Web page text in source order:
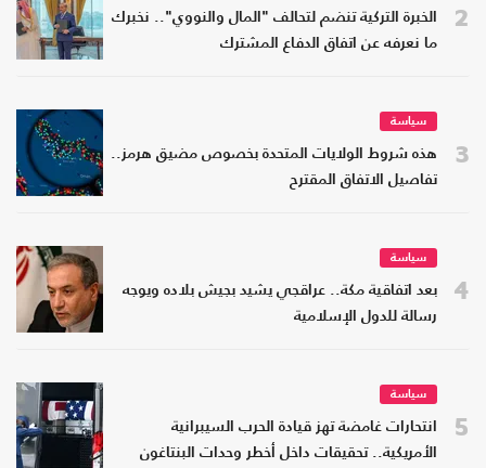
2
الخبرة التركية تنضم لتحالف "المال والنووي".. نخبرك
ما نعرفه عن اتفاق الدفاع المشترك
3
سياسة
هذه شروط الولايات المتحدة بخصوص مضيق هرمز..
تفاصيل الاتفاق المقترح
4
سياسة
بعد اتفاقية مكة.. عراقجي يشيد بجيش بلاده ويوجه
رسالة للدول الإسلامية
5
سياسة
انتحارات غامضة تهز قيادة الحرب السيبرانية
الأمريكية.. تحقيقات داخل أخطر وحدات البنتاغون